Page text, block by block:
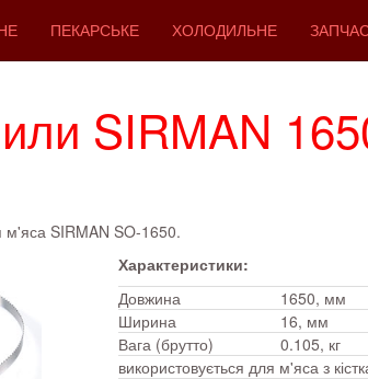
ПЕКАРСЬКЕ ХОЛОДИЛЬНЕ
SIRMAN
м'яса SIRMAN SO-1650.
Характеристики:
Довжина
1650, мм
Ширина
16, мм
Вага (брутто)
0.105, кг
використовується для м'яса з